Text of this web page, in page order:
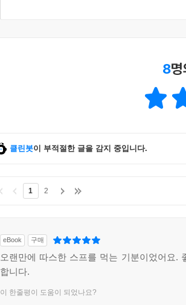
8
클린봇이 부적절한 글을 감지 중입니다.
1 2
eBook 구매
오랜만에 따스한 스프를 먹는 기분이었어요.
합니다.
이 한줄평이 도움이 되었나요?